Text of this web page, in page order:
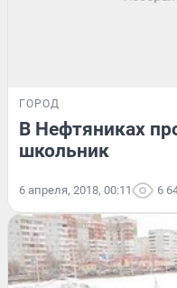
ГОРОД
В Нефтяниках
школьник
6 апреля, 2018, 00:11 6